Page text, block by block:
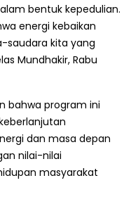
bentuk kepedulian.
energi kebaikan
saudara kita yang
Mundhakir, Rabu
bahwa program ini
dan masa depan
nilai-nilai
masyarakat